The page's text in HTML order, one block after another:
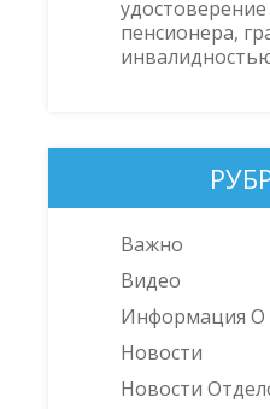
пенсионера,
Важно
Видео
Информация О
Новости
Новости